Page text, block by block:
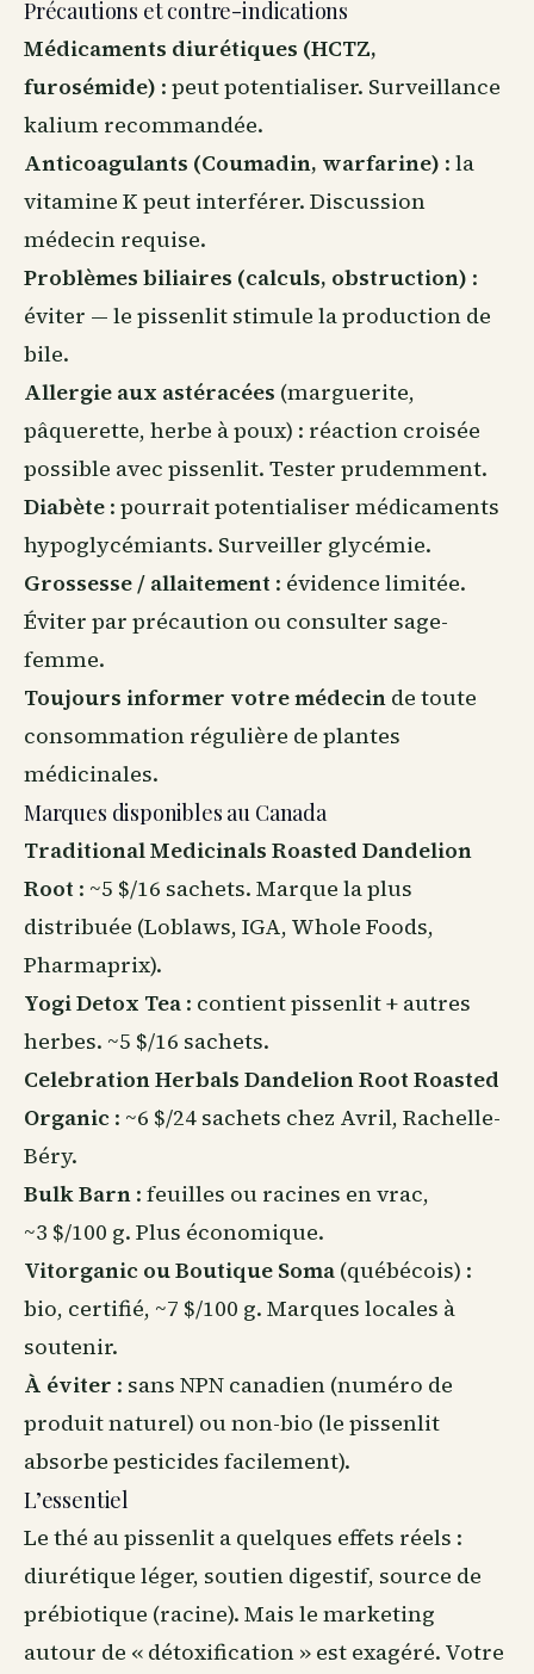
Précautions et contre-indications
Médicaments diurétiques (HCTZ,
furosémide) : peut potentialiser. Surveillance
kalium recommandée.
Anticoagulants (Coumadin, warfarine) : la
vitamine K peut interférer. Discussion
médecin requise.
Problèmes biliaires (calculs, obstruction) :
éviter — le pissenlit stimule la production de
bile.
Allergie aux astéracées (marguerite,
pâquerette, herbe à poux) : réaction croisée
possible avec pissenlit. Tester prudemment.
Diabète : pourrait potentialiser médicaments
hypoglycémiants. Surveiller glycémie.
Grossesse / allaitement : évidence limitée.
Éviter par précaution ou consulter sage-
femme.
Toujours informer votre médecin de toute
consommation régulière de plantes
médicinales.
Marques disponibles au Canada
Traditional Medicinals Roasted Dandelion
Root : ~5 $/16 sachets. Marque la plus
distribuée (Loblaws, IGA, Whole Foods,
Pharmaprix).
Yogi Detox Tea : contient pissenlit + autres
herbes. ~5 $/16 sachets.
Celebration Herbals Dandelion Root Roasted
Organic : ~6 $/24 sachets chez Avril, Rachelle-
Béry.
Bulk Barn : feuilles ou racines en vrac,
~3 $/100 g. Plus économique.
Vitorganic ou Boutique Soma (québécois) :
bio, certifié, ~7 $/100 g. Marques locales à
soutenir.
À éviter : sans NPN canadien (numéro de
produit naturel) ou non-bio (le pissenlit
absorbe pesticides facilement).
L’essentiel
Le thé au pissenlit a quelques effets réels :
diurétique léger, soutien digestif, source de
prébiotique (racine). Mais le marketing
autour de « détoxification » est exagéré. Votre